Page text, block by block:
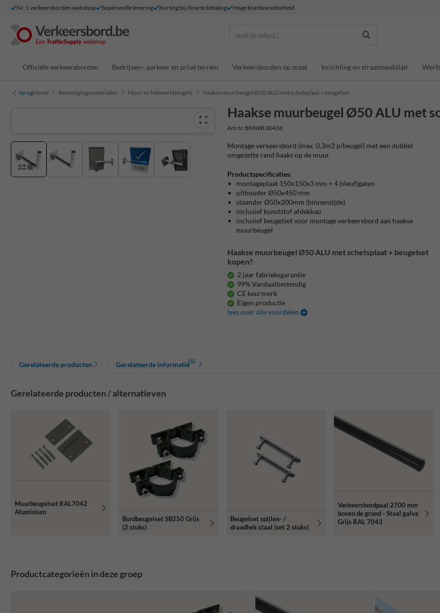
Nr. 1 verkeersborden webshop Supersnelle levering Korting bij directe betaling Hoge klanttevredenheid
zoek product...
Officiële verkeersborden Bedrijven-, parkeer en privé terrein Verkeersborden op maat Inrichting en straatmeubilair
terugHome Bevestigingsmaterialen Muur en hekwerkbeugels Haakse muurbeugel Ø50 ALU met schetsplaat + beugelset
Haakse muurbeugel Ø50 ALU met
Art.nr. BMWB.00436
Montage verkeersbord (max. 0,3m2 p/beugel) met een dubbel
omgezette rand haaks op de muur
Productspecificaties:
montageplaat 150x150x3 mm + 4 (sleuf)gaten
uithouder Ø50x450 mm
staander Ø50x200mm (binnenzijde)
inclusief kunststof afdekkap
inclusief beugelset voor montage verkeersbord aan haakse
muurbeugel
Haakse muurbeugel Ø50 ALU met schetsplaat + beugelset
kopen?
2 jaar fabrieksgarantie
99% Vandaalbestendig
CE keurmerk
Eigen productie
lees over alle voordelen
Gerelateerde producten Gerelateerde informatie(1)
Gerelateerde producten / alternatieven
Muurbeugelset RAL7042
Aluminium
Bordbeugelset SB250 Grijs
(2 stuks)
Beugelset spijlen- /
draadhek staal (set 2 stuks)
Verkeersbordpaal 2700 mm
boven de grond - Staal galva
Grijs RAL 7043
Productcategorieën in deze groep